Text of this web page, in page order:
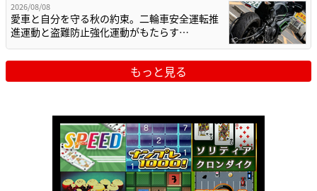
2026/08/08
愛車と自分を守る秋の約束。二輪車安全運転推
進運動と盗難防止強化運動がもたらす…
もっと見る